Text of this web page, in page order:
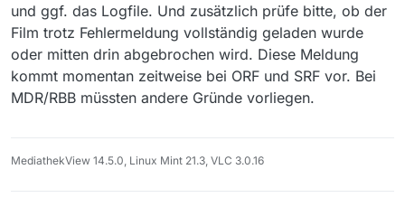
und ggf. das Logfile. Und zusätzlich prüfe bitte, ob der
Film trotz Fehlermeldung vollständig geladen wurde
oder mitten drin abgebrochen wird. Diese Meldung
kommt momentan zeitweise bei ORF und SRF vor. Bei
MDR/RBB müssten andere Gründe vorliegen.
MediathekView 14.5.0, Linux Mint 21.3, VLC 3.0.16